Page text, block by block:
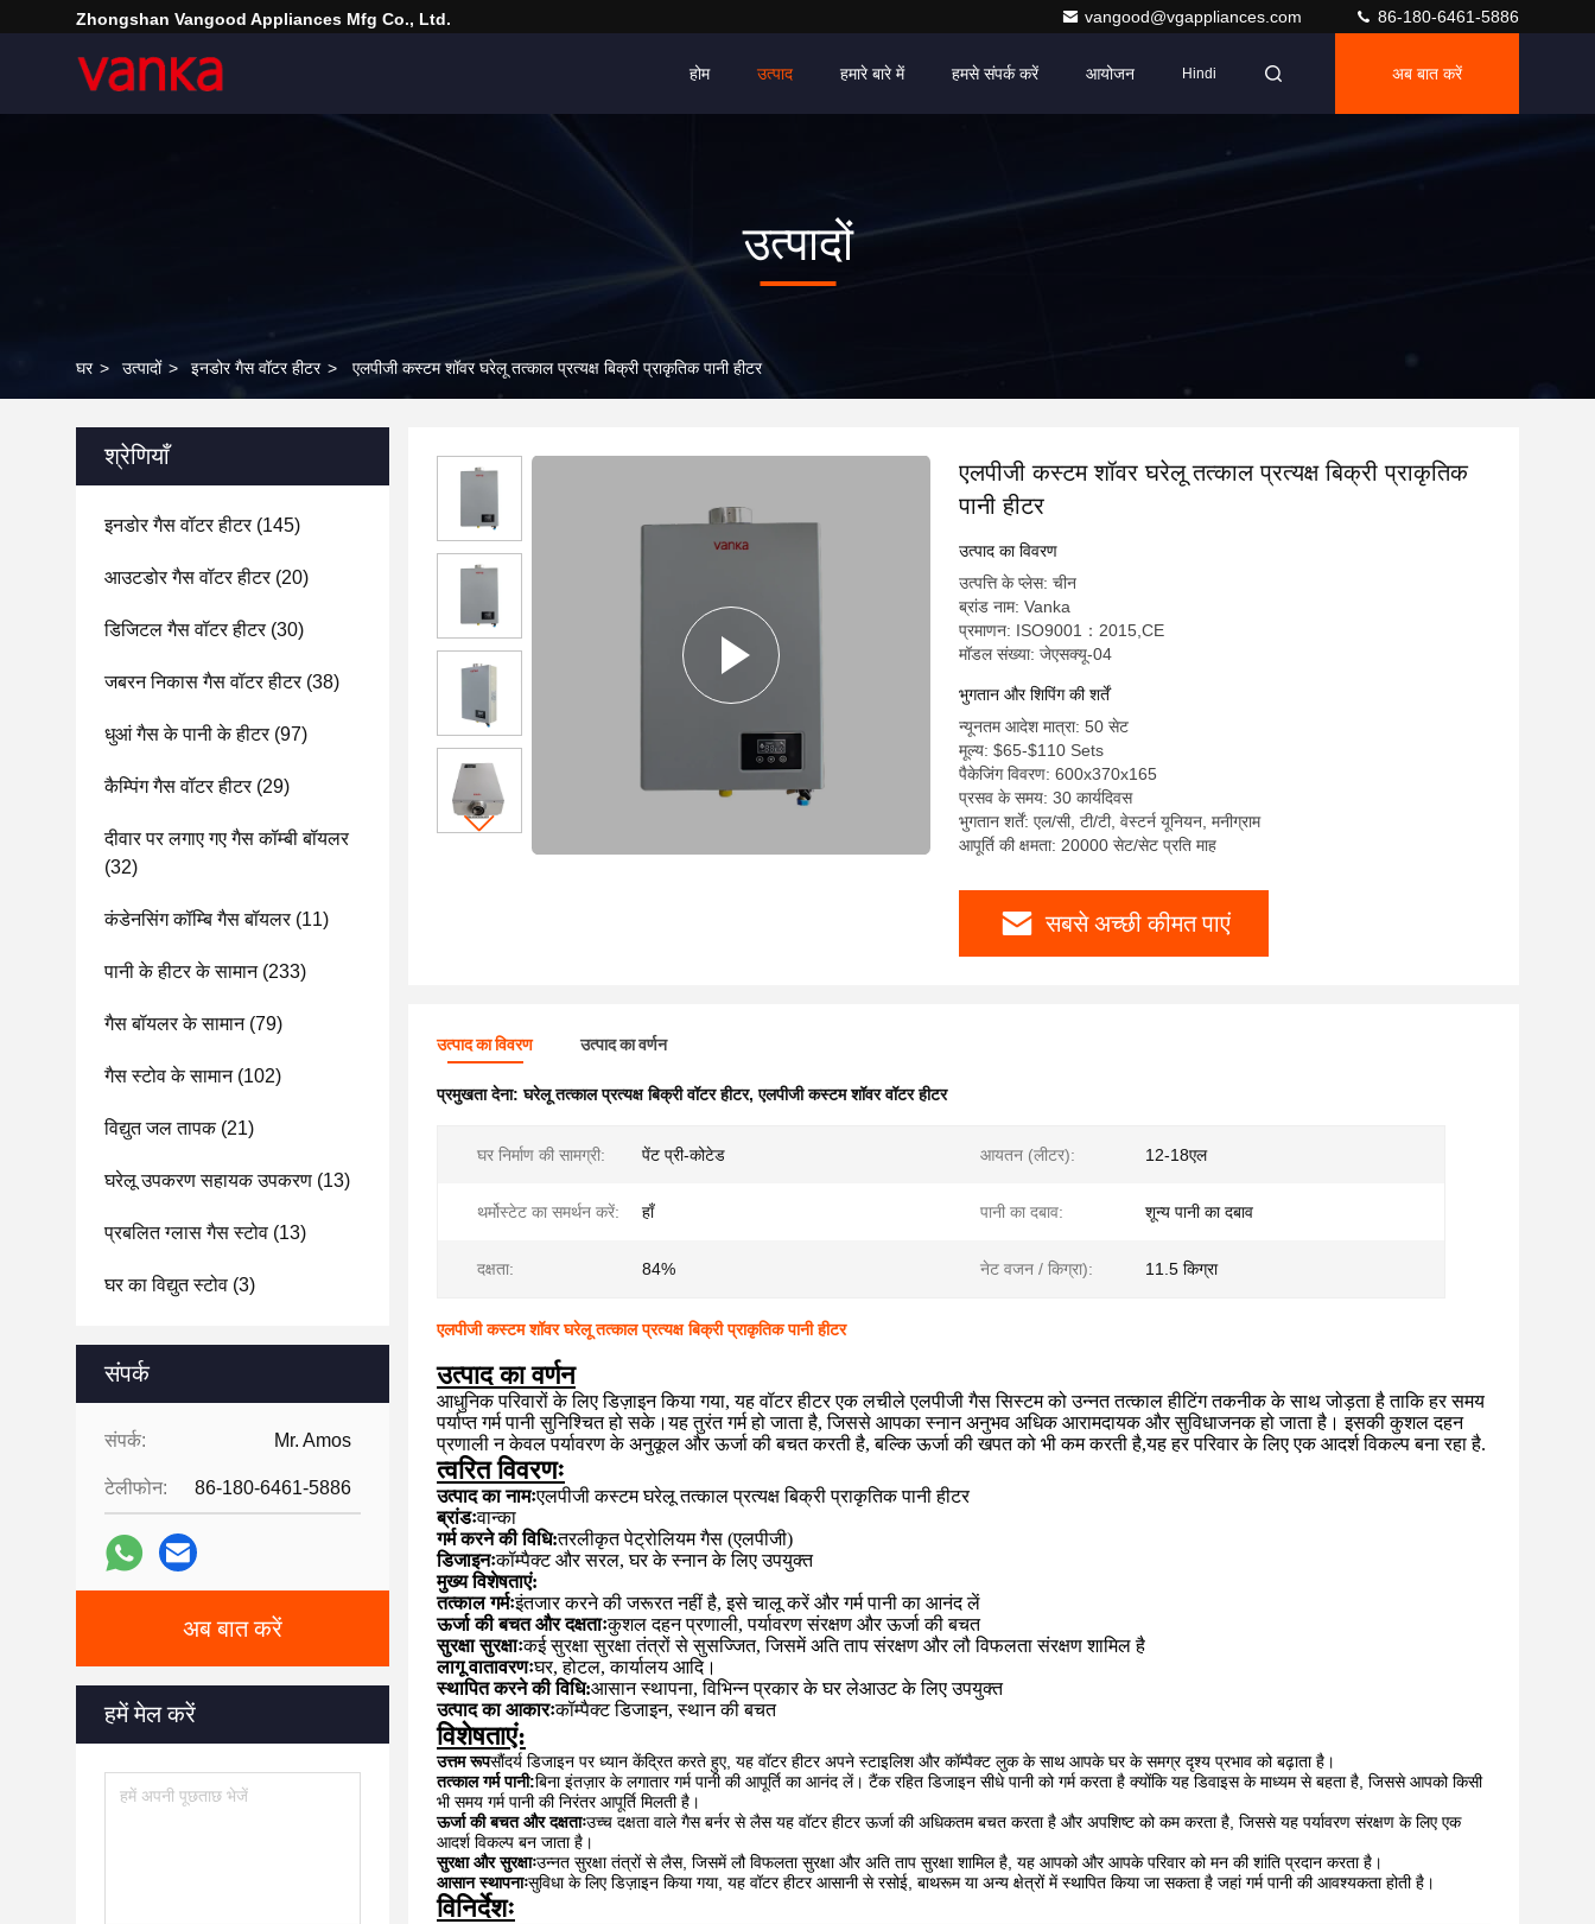
Zhongshan Vangood Appliances Mfg Co., Ltd. vangood@vgappliances.com 86-180-6461-5886
होम उत्पाद हमारे बारे में हमसे संपर्क करें आयोजन Hindi अब बात करें
उत्पादों
घर > उत्पादों > इनडोर गैस वॉटर हीटर > एलपीजी कस्टम शॉवर घरेलू तत्काल प्रत्यक्ष बिक्री प्राकृतिक पानी हीटर
श्रेणियाँ
इनडोर गैस वॉटर हीटर(145)
आउटडोर गैस वॉटर हीटर(20)
डिजिटल गैस वॉटर हीटर(30)
जबरन निकास गैस वॉटर हीटर(38)
धुआं गैस के पानी के हीटर(97)
कैम्पिंग गैस वॉटर हीटर(29)
दीवार पर लगाए गए गैस कॉम्बी बॉयलर
(32)
कंडेनसिंग कॉम्बि गैस बॉयलर(11)
पानी के हीटर के सामान(233)
गैस बॉयलर के सामान(79)
गैस स्टोव के सामान(102)
विद्युत जल तापक(21)
घरेलू उपकरण सहायक उपकरण (13)
प्रबलित ग्लास गैस स्टोव (13)
घर का विद्युत स्टोव (3)
संपर्क
संपर्क: Mr. Amos
टेलीफोन: 86-180-6461-5886
अब बात करें
हमें मेल करें
एलपीजी कस्टम शॉवर घरेलू तत्काल प्रत्यक्ष बिक्री प्राकृतिक
पानी हीटर
उत्पाद का विवरण
उत्पत्ति के प्लेस: चीन
ब्रांड नाम: Vanka
प्रमाणन: ISO9001：2015,CE
मॉडल संख्या: जेएसक्यू-04
भुगतान और शिपिंग की शर्तें
न्यूनतम आदेश मात्रा: 50 सेट
मूल्य: $65-$110 Sets
पैकेजिंग विवरण: 600x370x165
प्रसव के समय: 30 कार्यदिवस
भुगतान शर्तें: एल/सी, टी/टी, वेस्टर्न यूनियन, मनीग्राम
आपूर्ति की क्षमता: 20000 सेट/सेट प्रति माह
सबसे अच्छी कीमत पाएं
उत्पाद का विवरण उत्पाद का वर्णन
प्रमुखता देना:घरेलू तत्काल प्रत्यक्ष बिक्री वॉटर हीटर,एलपीजी कस्टम शॉवर वॉटर हीटर
घर निर्माण की सामग्री: पेंट प्री-कोटेड आयतन (लीटर): 12-18एल
थर्मोस्टेट का समर्थन करें: हाँ पानी का दबाव: शून्य पानी का दबाव
दक्षता: 84% नेट वजन / किग्रा): 11.5 किग्रा
एलपीजी कस्टम शॉवर घरेलू तत्काल प्रत्यक्ष बिक्री प्राकृतिक पानी हीटर
उत्पाद का वर्णन
आधुनिक परिवारों के लिए डिज़ाइन किया गया, यह वॉटर हीटर एक लचीले एलपीजी गैस सिस्टम को उन्नत तत्काल हीटिंग तकनीक के साथ जोड़ता है ताकि हर समय
पर्याप्त गर्म पानी सुनिश्चित हो सके।यह तुरंत गर्म हो जाता है, जिससे आपका स्नान अनुभव अधिक आरामदायक और सुविधाजनक हो जाता है। इसकी कुशल दहन
प्रणाली न केवल पर्यावरण के अनुकूल और ऊर्जा की बचत करती है, बल्कि ऊर्जा की खपत को भी कम करती है,यह हर परिवार के लिए एक आदर्श विकल्प बना रहा है.
त्वरित विवरणः
उत्पाद का नामःएलपीजी कस्टम घरेलू तत्काल प्रत्यक्ष बिक्री प्राकृतिक पानी हीटर
ब्रांडःवान्का
गर्म करने की विधि:तरलीकृत पेट्रोलियम गैस (एलपीजी)
डिजाइनःकॉम्पैक्ट और सरल, घर के स्नान के लिए उपयुक्त
मुख्य विशेषताएं:
तत्काल गर्मःइंतजार करने की जरूरत नहीं है, इसे चालू करें और गर्म पानी का आनंद लें
ऊर्जा की बचत और दक्षताःकुशल दहन प्रणाली, पर्यावरण संरक्षण और ऊर्जा की बचत
सुरक्षा सुरक्षाःकई सुरक्षा सुरक्षा तंत्रों से सुसज्जित, जिसमें अति ताप संरक्षण और लौ विफलता संरक्षण शामिल है
लागू वातावरणःघर, होटल, कार्यालय आदि।
स्थापित करने की विधि:आसान स्थापना, विभिन्न प्रकार के घर लेआउट के लिए उपयुक्त
उत्पाद का आकारःकॉम्पैक्ट डिजाइन, स्थान की बचत
विशेषताएं:
उत्तम रूपसौंदर्य डिजाइन पर ध्यान केंद्रित करते हुए, यह वॉटर हीटर अपने स्टाइलिश और कॉम्पैक्ट लुक के साथ आपके घर के समग्र दृश्य प्रभाव को बढ़ाता है।
तत्काल गर्म पानी:बिना इंतज़ार के लगातार गर्म पानी की आपूर्ति का आनंद लें। टैंक रहित डिजाइन सीधे पानी को गर्म करता है क्योंकि यह डिवाइस के माध्यम से बहता है, जिससे आपको किसी
भी समय गर्म पानी की निरंतर आपूर्ति मिलती है।
ऊर्जा की बचत और दक्षताःउच्च दक्षता वाले गैस बर्नर से लैस यह वॉटर हीटर ऊर्जा की अधिकतम बचत करता है और अपशिष्ट को कम करता है, जिससे यह पर्यावरण संरक्षण के लिए एक
आदर्श विकल्प बन जाता है।
सुरक्षा और सुरक्षाःउन्नत सुरक्षा तंत्रों से लैस, जिसमें लौ विफलता सुरक्षा और अति ताप सुरक्षा शामिल है, यह आपको और आपके परिवार को मन की शांति प्रदान करता है।
आसान स्थापनाःसुविधा के लिए डिज़ाइन किया गया, यह वॉटर हीटर आसानी से रसोई, बाथरूम या अन्य क्षेत्रों में स्थापित किया जा सकता है जहां गर्म पानी की आवश्यकता होती है।
विनिर्देशः